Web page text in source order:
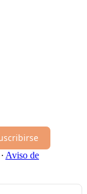
∙ Aviso de